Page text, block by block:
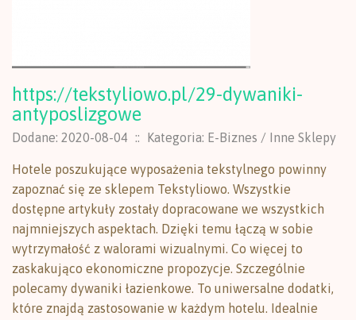
https://tekstyliowo.pl/29-dywaniki-
antyposlizgowe
Dodane: 2020-08-04 :: Kategoria: E-Biznes / Inne Sklepy
Hotele poszukujące wyposażenia tekstylnego powinny
zapoznać się ze sklepem Tekstyliowo. Wszystkie
dostępne artykuły zostały dopracowane we wszystkich
najmniejszych aspektach. Dzięki temu łączą w sobie
wytrzymałość z walorami wizualnymi. Co więcej to
zaskakująco ekonomiczne propozycje. Szczególnie
polecamy dywaniki łazienkowe. To uniwersalne dodatki,
które znajdą zastosowanie w każdym hotelu. Idealnie